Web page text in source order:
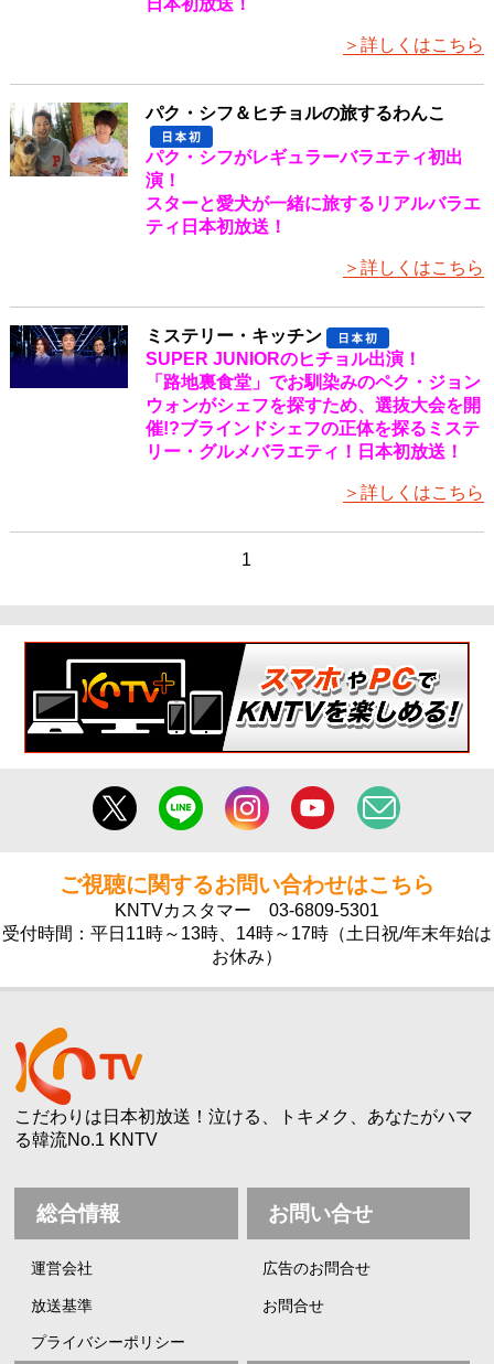
日本初放送！
＞詳しくはこちら
パク・シフ＆ヒチョルの旅するわんこ
パク・シフがレギュラーバラエティ初出
演！
スターと愛犬が一緒に旅するリアルバラエ
ティ日本初放送！
＞詳しくはこちら
ミステリー・キッチン
SUPER JUNIORのヒチョル出演！
「路地裏食堂」でお馴染みのペク・ジョン
ウォンがシェフを探すため、選抜大会を開
催!?ブラインドシェフの正体を探るミステ
リー・グルメバラエティ！日本初放送！
＞詳しくはこちら
1
ご視聴に関するお問い合わせはこちら
KNTVカスタマー 03-6809-5301
受付時間：平日11時～13時、14時～17時（土日祝/年末年始は
お休み）
こだわりは日本初放送！泣ける、トキメク、あなたがハマ
る韓流No.1 KNTV
総合情報
運営会社
放送基準
プライバシーポリシー
お問い合せ
広告のお問合せ
お問合せ